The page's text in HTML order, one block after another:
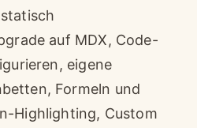
auf MDX, Code-
eigene
Formeln und
Highlighting, Custom